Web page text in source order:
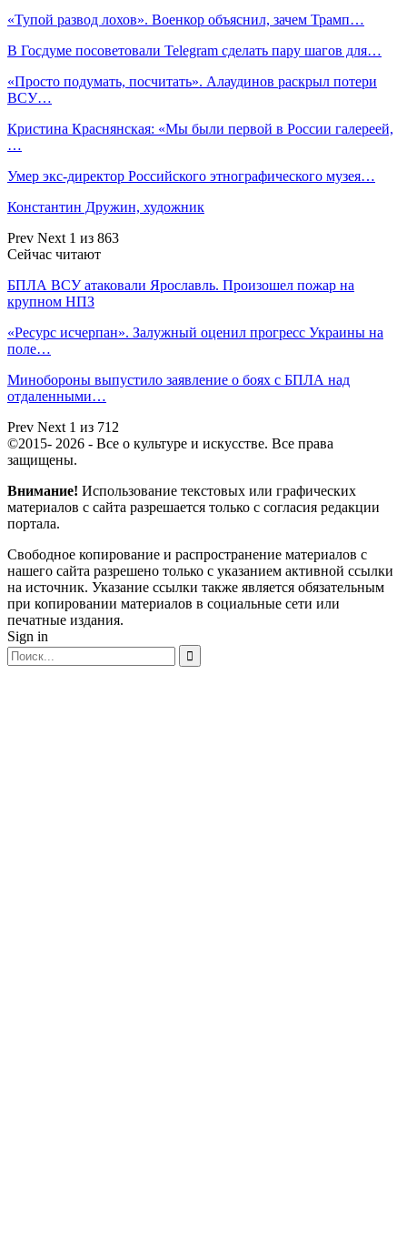
«Тупой развод лохов». Военкор объяснил, зачем Трамп…
В Госдуме посоветовали Telegram сделать пару шагов для…
«Просто подумать, посчитать». Алаудинов раскрыл потери
ВСУ…
Кристина Краснянская: «Мы были первой в России галереей,
…
Умер экс-директор Российского этнографического музея…
Константин Дружин, художник
Prev Next 1 из 863
Сейчас читают
БПЛА ВСУ атаковали Ярославль. Произошел пожар на
крупном НПЗ
«Ресурс исчерпан». Залужный оценил прогресс Украины на
поле…
Минобороны выпустило заявление о боях с БПЛА над
отдаленными…
Prev Next 1 из 712
©2015- 2026 - Все о культуре и искусстве. Все права
защищены.
Внимание! Использование текстовых или графических
материалов с сайта разрешается только c согласия редакции
портала.
Свободное копирование и распространение материалов с
нашего сайта разрешено только с указанием активной ссылки
на источник. Указание ссылки также является обязательным
при копировании материалов в социальные сети или
печатные издания.
Sign in